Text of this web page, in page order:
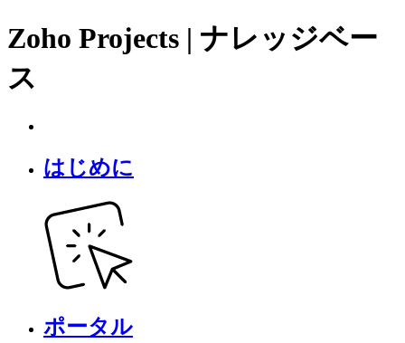
Zoho Projects | ナレッジベー
ス
はじめに
ポータル